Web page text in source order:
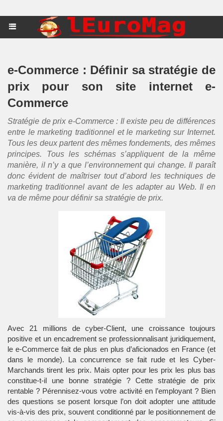
e-Commerce : Définir sa stratégie de
prix pour son site internet e-
Commerce
Stratégie de prix e-Commerce : Il existe peu de différences
entre le marketing traditionnel et le marketing sur Internet.
Tous les deux partent des mêmes fondements, des mêmes
principes. Tous les schémas s’appliquent de la même
manière, il n’y a que l’environnement qui change. Il paraît
donc évident de maîtriser tout d’abord les techniques de
marketing traditionnel avant de les adapter au Web. Il en
va de même pour définir sa stratégie de prix.
Avec 21 millions de cyber-Client, une croissance toujours
positive et un encadrement se professionnalisant juridiquement,
le e-Commerce fait de plus en plus d’aficionados en France (et
dans le monde). La concurrence se fait rude et les Cyber-
Marchands tirent les prix. Mais opter pour les prix les plus bas
constitue-t-il une bonne stratégie ? Cette stratégie de prix
rentable ? Pérennisez-vous votre activité en l’employant ? Bien
des questions se posent lorsque l’on doit adopter une attitude
vis-à-vis des prix, souvent conditionné par le positionnement de